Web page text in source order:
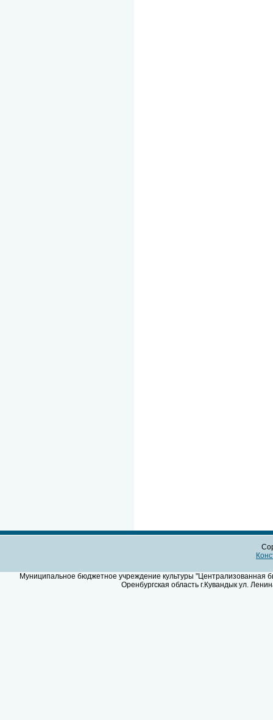
Муниципальное бюджетное учреждение культуры "Централизованная
Оренбургская область г.Кувандык ул.